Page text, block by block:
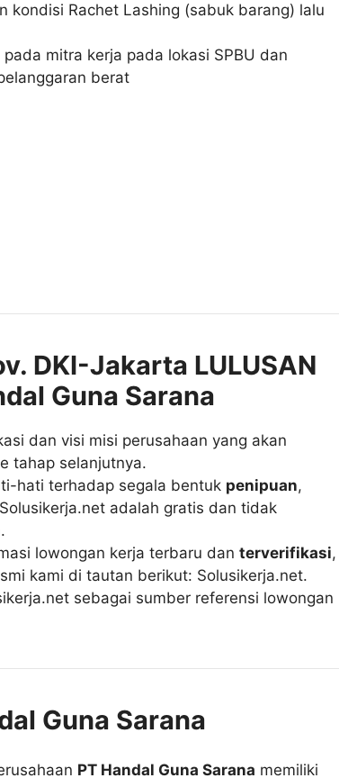
kondisi Rachet Lashing (sabuk barang) lalu
mitra kerja pada lokasi SPBU dan
berat
DKI-Jakarta LULUSAN
Guna Sarana
dan visi misi perusahaan yang akan
tahap selanjutnya.
hati terhadap segala bentuk penipuan,
adalah gratis dan tidak
lowongan kerja terbaru dan terverifikasi,
kami di tautan berikut: Solusikerja.net.
sebagai sumber referensi lowongan
Guna Sarana
PT Handal Guna Sarana memiliki